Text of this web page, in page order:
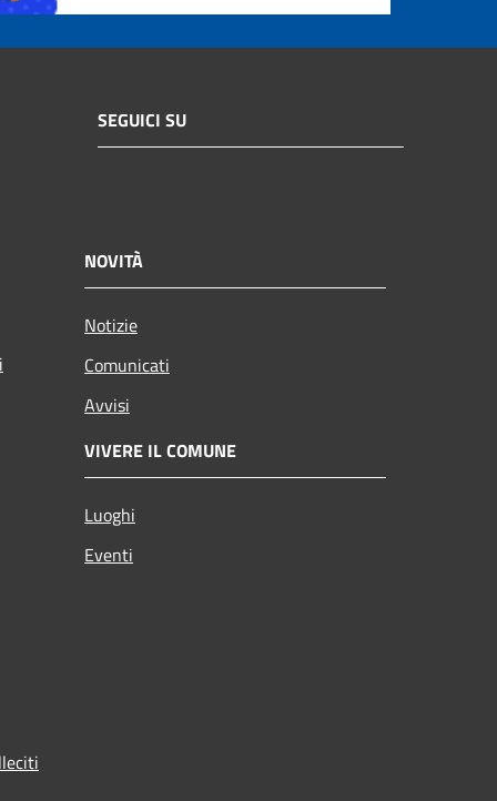
SEGUICI SU
NOVITÀ
Notizie
Comunicati
Avvisi
VIVERE IL COMUNE
Luoghi
Eventi